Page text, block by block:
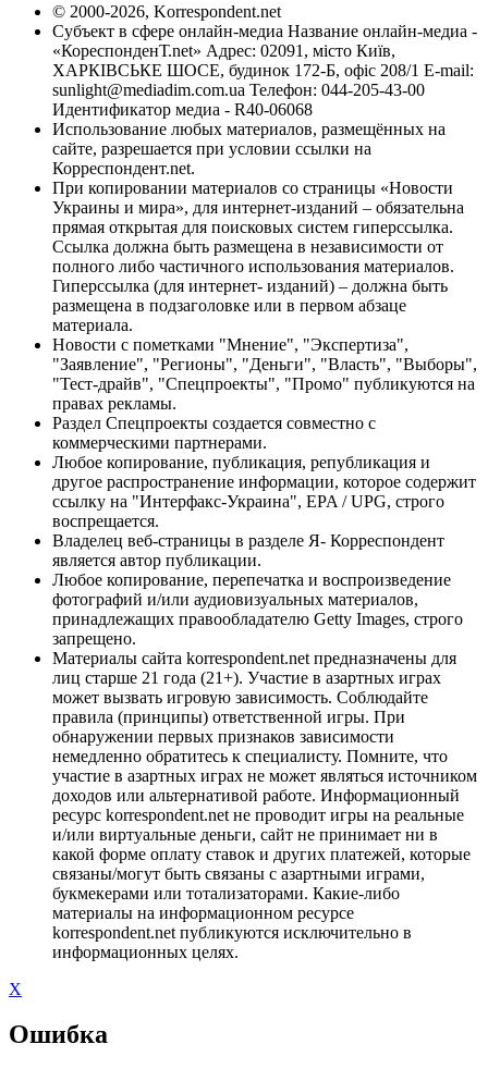
© 2000-2026, Korrespondent.net
Субъект в сфере онлайн-медиа Название онлайн-медиа -
«КореспонденТ.net» Адрес: 02091, місто Київ,
ХАРКІВСЬКЕ ШОСЕ, будинок 172-Б, офіс 208/1 E-mail:
sunlight@mediadim.com.ua Телефон: 044-205-43-00
Идентификатор медиа - R40-06068
Использование любых материалов, размещённых на
сайте, разрешается при условии ссылки на
Корреспондент.net.
При копировании материалов со страницы «Новости
Украины и мира», для интернет-изданий – обязательна
прямая открытая для поисковых систем гиперссылка.
Ссылка должна быть размещена в независимости от
полного либо частичного использования материалов.
Гиперссылка (для интернет- изданий) – должна быть
размещена в подзаголовке или в первом абзаце
материала.
Новости с пометками "Мнение", "Экспертиза",
"Заявление", "Регионы", "Деньги", "Власть", "Выборы",
"Тест-драйв", "Спецпроекты", "Промо" публикуются на
правах рекламы.
Раздел Спецпроекты создается совместно с
коммерческими партнерами.
Любое копирование, публикация, републикация и
другое распространение информации, которое содержит
ссылку на "Интерфакс-Украина", EPA / UPG, строго
воспрещается.
Владелец веб-страницы в разделе Я- Корреспондент
является автор публикации.
Любое копирование, перепечатка и воспроизведение
фотографий и/или аудиовизуальных материалов,
принадлежащих правообладателю Getty Images, строго
запрещено.
Материалы сайта korrespondent.net предназначены для
лиц старше 21 года (21+). Участие в азартных играх
может вызвать игровую зависимость. Соблюдайте
правила (принципы) ответственной игры. При
обнаружении первых признаков зависимости
немедленно обратитесь к специалисту. Помните, что
участие в азартных играх не может являться источником
доходов или альтернативой работе. Информационный
ресурс korrespondent.net не проводит игры на реальные
и/или виртуальные деньги, сайт не принимает ни в
какой форме оплату ставок и других платежей, которые
связаны/могут быть связаны с азартными играми,
букмекерами или тотализаторами. Какие-либо
материалы на информационном ресурсе
korrespondent.net публикуются исключительно в
информационных целях.
X
Ошибка